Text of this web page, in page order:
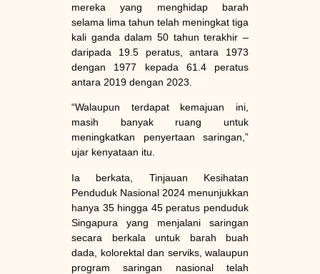
mereka yang menghidap barah
selama lima tahun telah meningkat tiga
kali ganda dalam 50 tahun terakhir –
daripada 19.5 peratus, antara 1973
dengan 1977 kepada 61.4 peratus
antara 2019 dengan 2023.
“Walaupun terdapat kemajuan ini,
masih banyak ruang untuk
meningkatkan penyertaan saringan,”
ujar kenyataan itu.
Ia berkata, Tinjauan Kesihatan
Penduduk Nasional 2024 menunjukkan
hanya 35 hingga 45 peratus penduduk
Singapura yang menjalani saringan
secara berkala untuk barah buah
dada, kolorektal dan serviks, walaupun
program saringan nasional telah